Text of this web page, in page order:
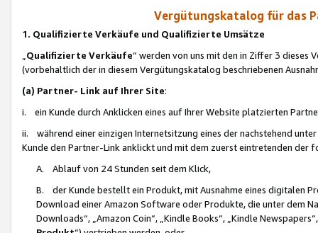
Vergütungskatalog für das
1. Qualifizierte Verkäufe und Qualifizierte Umsätze
Qualifizierte Verkäufe“ werden von uns mit den in Ziffer 3
(vorbehaltlich der in diesem Vergütungskatalog beschriebenen
(a) Partner- Link auf Ihrer Site:
i. ein Kunde durch Anklicken eines auf Ihrer Website platzierten
ii. während einer einzigen Internetsitzung eines der nachstehend
Kunde den Partner-Link anklickt und mit dem zuerst eintretenden der
A. Ablauf von 24 Stunden seit dem Klick,
B. der Kunde bestellt ein Produkt, mit Ausnahme eines digitalen
Download einer Amazon Software oder Produkte, die unter dem
Downloads“, „Amazon Coin“, „Kindle Books“, „Kindle